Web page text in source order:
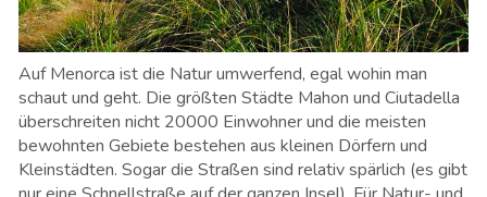
Auf Menorca ist die Natur umwerfend, egal wohin man
schaut und geht. Die größten Städte Mahon und Ciutadella
überschreiten nicht 20000 Einwohner und die meisten
bewohnten Gebiete bestehen aus kleinen Dörfern und
Kleinstädten. Sogar die Straßen sind relativ spärlich (es gibt